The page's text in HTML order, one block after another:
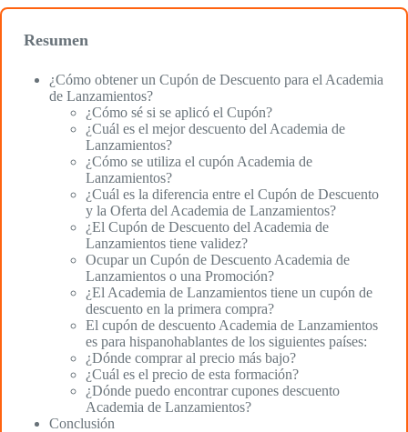
Resumen
¿Cómo obtener un Cupón de Descuento para el Academia
de Lanzamientos?
¿Cómo sé si se aplicó el Cupón?
¿Cuál es el mejor descuento del Academia de
Lanzamientos?
¿Cómo se utiliza el cupón Academia de
Lanzamientos?
¿Cuál es la diferencia entre el Cupón de Descuento
y la Oferta del Academia de Lanzamientos?
¿El Cupón de Descuento del Academia de
Lanzamientos tiene validez?
Ocupar un Cupón de Descuento Academia de
Lanzamientos o una Promoción?
¿El Academia de Lanzamientos tiene un cupón de
descuento en la primera compra?
El cupón de descuento Academia de Lanzamientos
es para hispanohablantes de los siguientes países:
¿Dónde comprar al precio más bajo?
¿Cuál es el precio de esta formación?
¿Dónde puedo encontrar cupones descuento
Academia de Lanzamientos?
Conclusión